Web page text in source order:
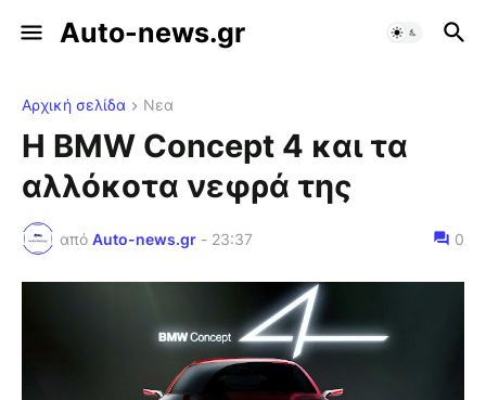
Auto-news.gr
Αρχική σελίδα Νεα
Η BMW Concept 4 και τα
αλλόκοτα νεφρά της
από Auto-news.gr - 23:37 0